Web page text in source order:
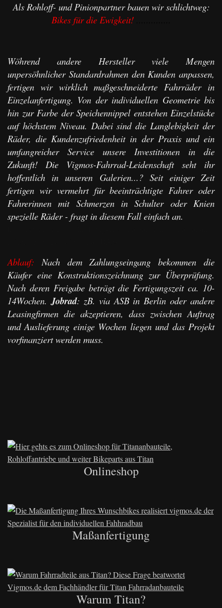
Als Rohloff- und Pinionpartner bauen wir schlichtweg:
Bikes für die Ewigkeit!
Wöhrend andere Hersteller viele Mengen
unpersöhnlicher Standardrahmen den Kunden anpassen,
fertigen wir wirklich maßgeschneiderte Fahrräder in
Einzelanfertigung. Von der individuellen Geometrie bis
hin zur Farbe der Speichennippel entstehen Einzelstücke
auf höchstem Niveau. Dabei sind die Langlebigkeit der
Räder, die Kundenzufriedenheit in der Praxis und ein
umfangreicher Service unsere Investitionen in die
Zukunft! Die Vigmos-Fahrrad-Leidenschaft seht ihr
hoffentlich in unseren Galerien...? Seit einiger Zeit
fertigen wir vermehrt für beeinträchtigte Fahrer oder
Fahrerinnen mit Schmerzen in Schulter oder Knien
spezielle Räder - fragt in diesem Fall einfach an.
Ablauf: Nach dem Zahlungseingang bekommen die
Käufer eine Konstruktionszeichnung zur Überprüfung.
Nach deren Freigabe beträgt die Fertigungszeit ca. 10-
14Wochen.Jobrad: zB. via ASB in Berlin oder andere
Leasingfirmen die akzeptieren, dass zwischen Auftrag
und Auslieferung einige Wochen liegen und das Projekt
vorfinanziert werden muss.
Onlineshop
Maßanfertigung
Warum Titan?